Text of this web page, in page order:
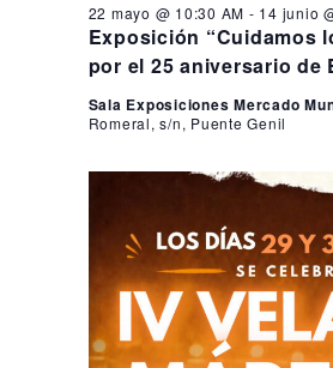
Exposición “Cuidamos
por el 25 aniversario de
22 mayo @ 10:30 AM - 14 junio
Sala Exposiciones Mercado
Romeral, s/n, Puente Genil